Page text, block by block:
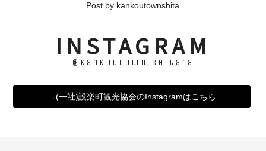
Post by kankoutownshita
INSTAGRAM
@kankoutown.shitara
→(一社)設楽町観光協会のInstagramはこちら